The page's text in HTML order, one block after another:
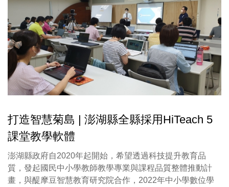
打造智慧菊島 | 澎湖縣全縣採用HiTeach 5
課堂教學軟體
澎湖縣政府自2020年起開始，希望透過科技提升教育品
質，發起國民中小學教師教學專業與課程品質整體推動計
畫，與醍摩豆智慧教育研究院合作，2022年中小學數位學